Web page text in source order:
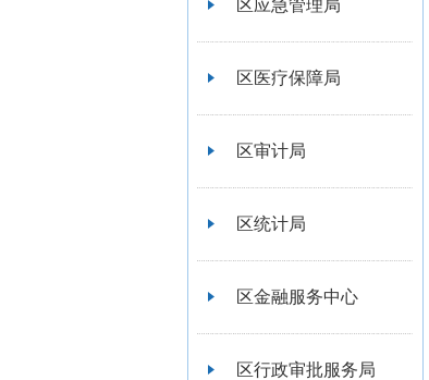
区应急管理局
区医疗保障局
区审计局
区统计局
区金融服务中心
区行政审批服务局